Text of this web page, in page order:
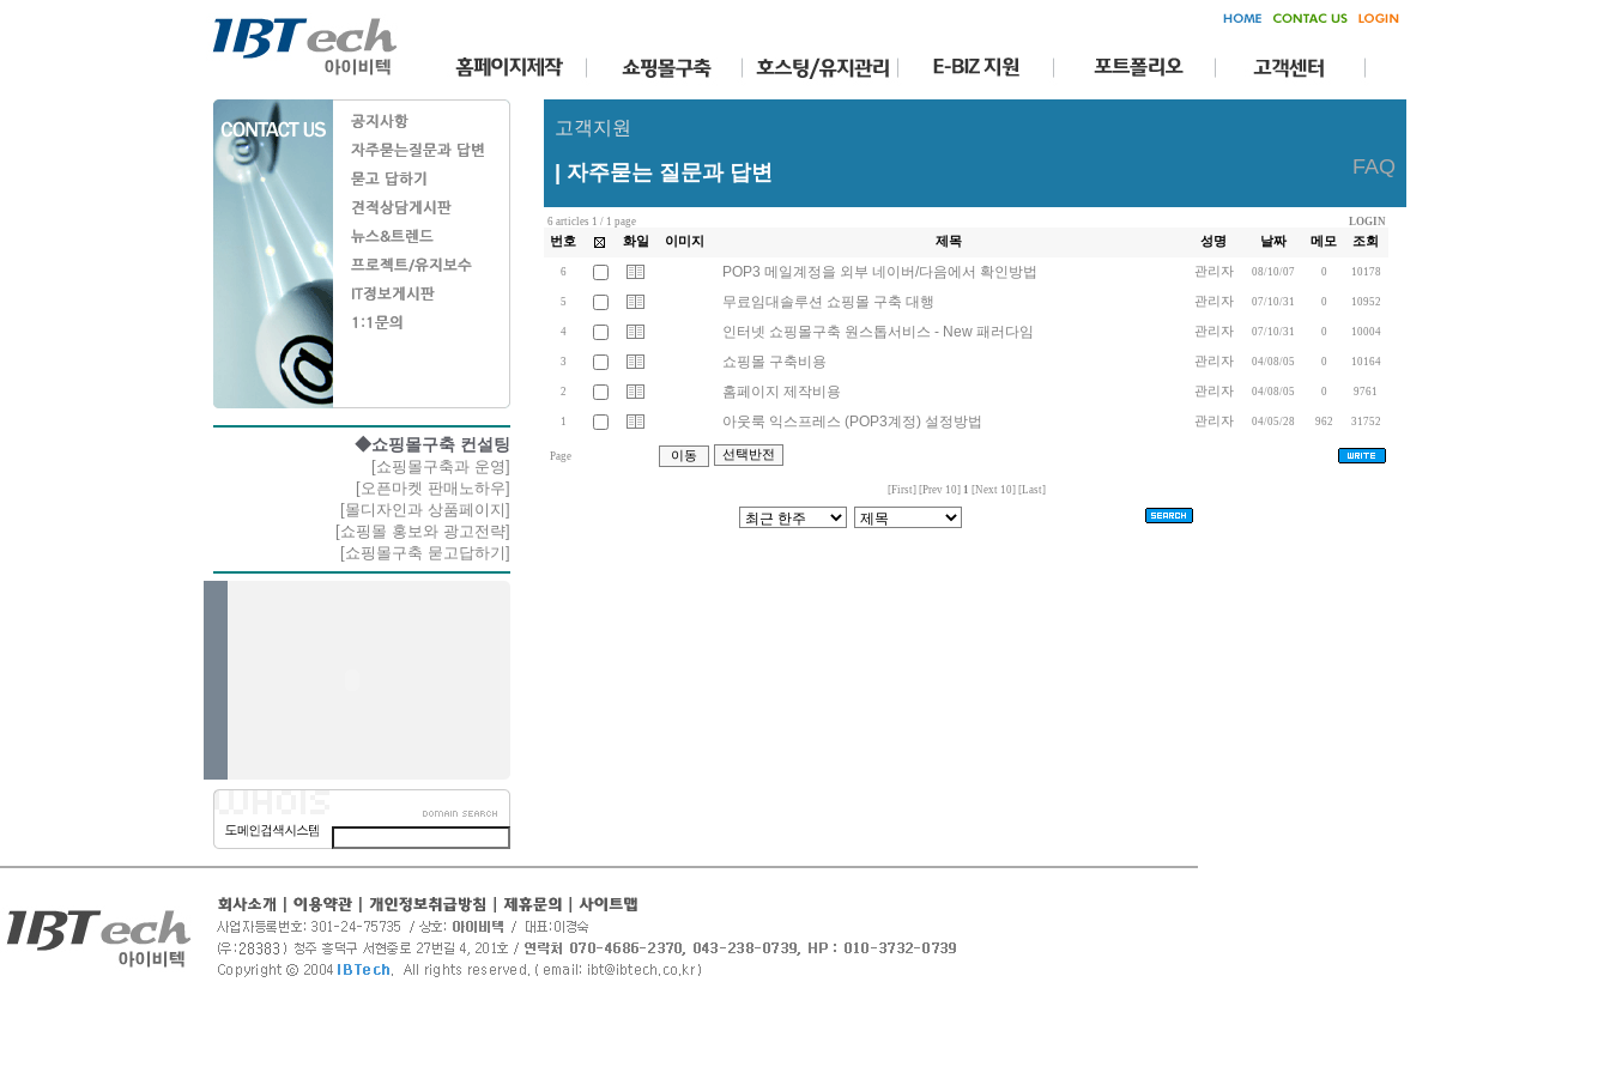
◆쇼핑몰구축 컨설팅
[쇼핑몰구축과 운영]
[오픈마켓 판매노하우]
[몰디자인과 상품페이지]
[쇼핑몰 홍보와 광고전략]
[쇼핑몰구축 묻고답하기]
고객지원
| 자주묻는 질문과 답변 FAQ
6 articles 1 / 1 page LOGIN
번호 화일 이미지 제목 성명 날짜 메모 조회
6 POP3 메일계정을 외부 네이버/다음에서 확인방법 관리자 08/10/07 0 10178
5 무료임대솔루션 쇼핑몰 구축 대행 관리자 07/10/31 0 10952
4 인터넷 쇼핑몰구축 원스톱서비스 - New 패러다임 관리자 07/10/31 0 10004
3 쇼핑몰 구축비용 관리자 04/08/05 0 10164
2 홈페이지 제작비용 관리자 04/08/05 0 9761
1 아웃룩 익스프레스 (POP3계정) 설정방법 관리자 04/05/28 962 31752
Page
[First] [Prev 10] 1 [Next 10] [Last]